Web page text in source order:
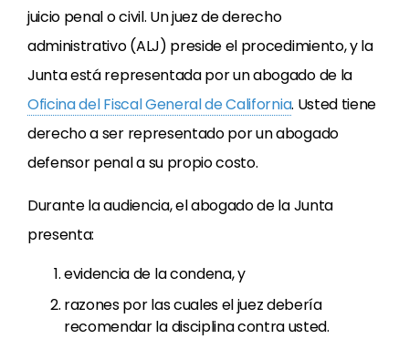
juicio penal o civil. Un juez de derecho
administrativo (ALJ) preside el procedimiento, y la
Junta está representada por un abogado de la
Oficina del Fiscal General de California. Usted tiene
derecho a ser representado por un abogado
defensor penal a su propio costo.
Durante la audiencia, el abogado de la Junta
presenta:
evidencia de la condena, y
razones por las cuales el juez debería
recomendar la disciplina contra usted.